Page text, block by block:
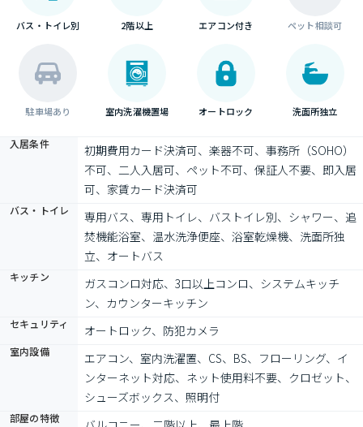
バス・トイレ別 2階以上 エアコン付き ペット相談可
駐車場あり 室内洗濯機置場 オートロック 洗面所独立
入居条件
初期費用カード決済可、楽器不可、事務所（SOHO）
不可、二人入居可、ペット不可、保証人不要、即入居
可、家賃カード決済可
バス・トイレ
専用バス、専用トイレ、バストイレ別、シャワー、追
焚機能浴室、温水洗浄便座、浴室乾燥機、洗面所独
立、オートバス
キッチン
ガスコンロ対応、3口以上コンロ、システムキッチ
ン、カウンターキッチン
セキュリティ オートロック、防犯カメラ
室内設備
エアコン、室内洗濯置、CS、BS、フローリング、イ
ンターネット対応、ネット使用料不要、クロゼット、
シューズボックス、照明付
部屋の特徴